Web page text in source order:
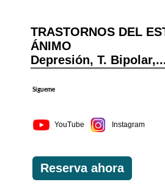
TRASTORNOS DEL
ÁNIMO
Depresión, T.
Sígueme
YouTube Instagram
Reserva ahora